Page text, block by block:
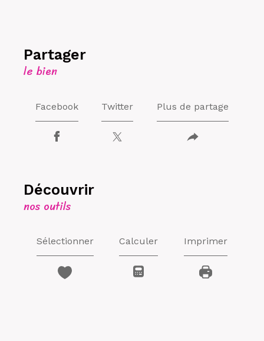
partager
le bien
Facebook Twitter Plus de partage
découvrir
nos outils
Sélectionner Calculer Imprimer